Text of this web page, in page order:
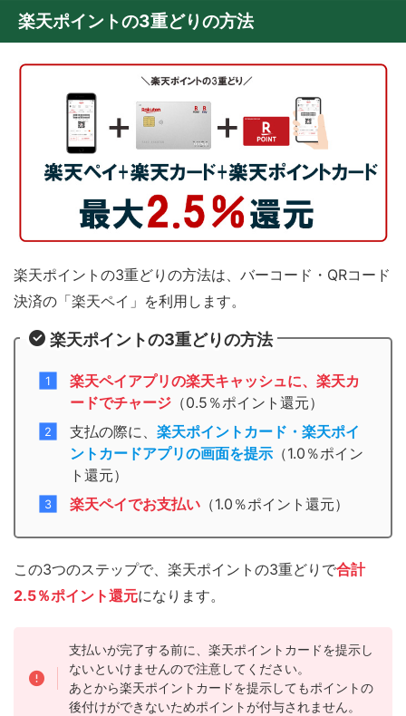
楽天ポイントの3重どりの方法
楽天ポイントの3重どりの方法は、バーコード・QRコード
決済の「楽天ペイ」を利用します。
楽天ポイントの3重どりの方法
楽天ペイアプリの楽天キャッシュに、楽天カ
ードでチャージ （0.5％ポイント還元）
支払の際に、 楽天ポイントカード・楽天ポイ
ントカードアプリの画面を提示 （1.0％ポイン
ト還元）
楽天ペイでお支払い （1.0％ポイント還元）
この3つのステップで、楽天ポイントの3重どりで合計
2.5％ポイント還元になります。
支払いが完了する前に、楽天ポイントカードを提示し
ないといけませんので注意してください。
あとから楽天ポイントカードを提示してもポイントの
後付けができないためポイントが付与されません。